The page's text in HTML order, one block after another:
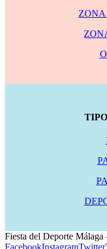
Fiesta del Deporte
FacebookInstagramTwitter